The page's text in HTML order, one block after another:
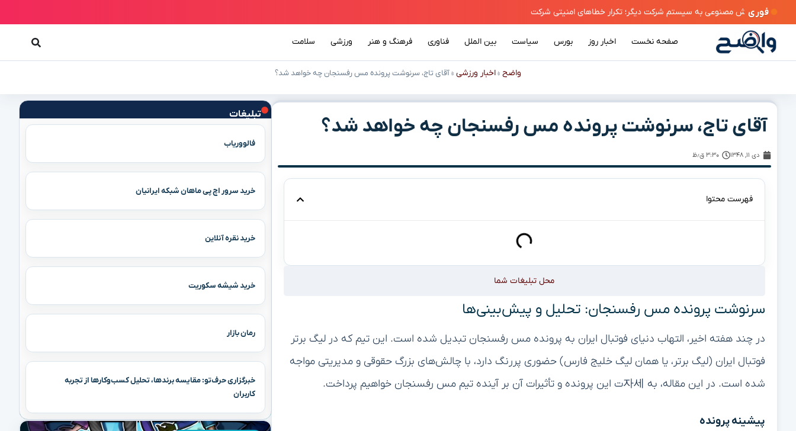
فوری
صفحه نخست اخبار روز بورس سیاست بین الملل فناوری فرهنگ و هنر ورزشی سلامت
واضح »اخبار ورزشی »آقای تاج، سرنوشت پرونده مس رفسنجان چه خواهد شد؟
تبلیغات
فالووریاب
خرید سرور اچ پی ماهان شبکه ایرانیان
خرید نقره آنلاین
خرید شیشه سکوریت
رمان بازار
خبرگزاری حرف‌تو: مقایسه برندها، تحلیل کسب‌وکارها از تجربه
کاربران
آقای تاج، سرنوشت پرونده مس رفسنجان چه خواهد شد؟
دی ۱۱, ۱۳۴۸ ۳:۳۰ ق٫ظ
فهرست محتوا
محل تبلیغات شما
سرنوشت پرونده مس رفسنجان: تحلیل و پیش‌بینی‌ها
در چند هفته اخیر، التهاب دنیای فوتبال ایران به پرونده مس رفسنجان تبدیل شده است. این تیم که در لیگ برتر
فوتبال ایران (لیگ برتر، یا همان لیگ خلیج فارس) حضوری پررنگ دارد، با چالش‌های بزرگ حقوقی و مدیریتی مواجه
شده است. در این مقاله، به 자세ت این پرونده و تأثیرات آن بر آینده تیم مس رفسنجان خواهیم پرداخت.
پیشینه پرونده